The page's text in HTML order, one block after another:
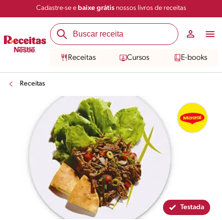
Cadastre-se e baixe grátisnossos livros de receitas
Receitas Cursos E-books
Receitas
Salvar Compartilhar
Testada